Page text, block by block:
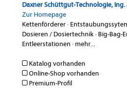
Daxner Schüttgut-Technologie,
Zur Homepage
Kettenförderer·
Dosieren / Dosiertechnik· Big-Bag-
Entleerstationen · mehr...
Katalog vorhanden
Online-Shop vorhanden
Premium-Profil